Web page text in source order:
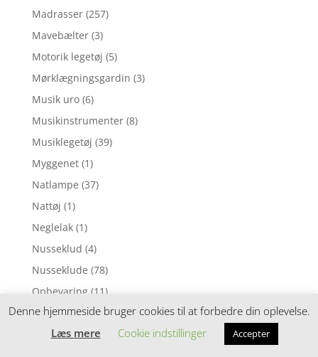
Madrasser (257)
Mavebælter (3)
Motorik legetøj (5)
Mørklægningsgardin (3)
Musik uro (6)
Musikinstrumenter (8)
Musiklegetøj (39)
Myggenet (1)
Natlampe (37)
Nattøj (1)
Neglelak (1)
Nusseklud (4)
Nusseklude (78)
Opbevaring (11)
Ophængsringe (13)
Påskepynt (28)
Denne hjemmeside bruger cookies til at forbedre din oplevelse.
Læs mere
Cookie indstillinger Accepter